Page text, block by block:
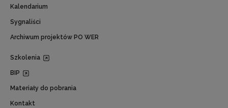
Kalendarium
Sygnaliści
Archiwum projektów PO WER
Szkolenia
BIP
Materiały do pobrania
Kontakt